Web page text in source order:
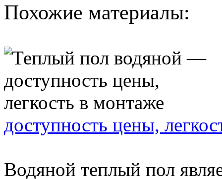
Похожие материалы:
доступность цены,
Водяной теплый пол